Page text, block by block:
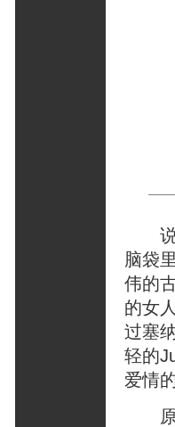
说
脑袋
伟的
的女
过塞
轻的
爱情
原